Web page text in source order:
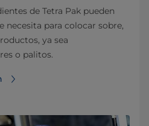
de Tetra Pak pueden
para colocar sobre,
ya sea
o palitos.